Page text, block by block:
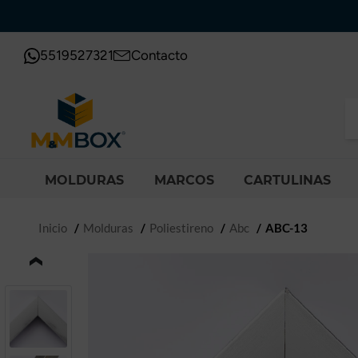
5519527321 Contacto
MOLDURAS MARCOS CARTULINAS
Inicio Molduras Poliestireno Abc ABC-13
‹